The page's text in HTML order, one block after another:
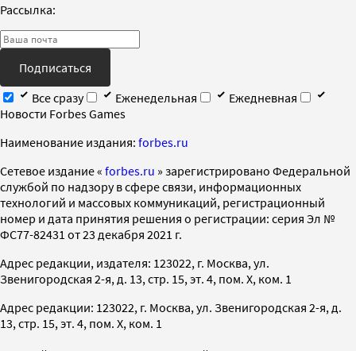
Рассылка:
Подписаться
Все сразу
Еженедельная
Ежедневная
Новости Forbes Games
Наименование издания: forbes.ru
Cетевое издание « forbes.ru » зарегистрировано Федеральной
службой по надзору в сфере связи, информационных
технологий и массовых коммуникаций, регистрационный
номер и дата принятия решения о регистрации: серия Эл №
ФС77-82431 от 23 декабря 2021 г.
Адрес редакции, издателя: 123022, г. Москва, ул.
Звенигородская 2-я, д. 13, стр. 15, эт. 4, пом. X, ком. 1
Адрес редакции: 123022, г. Москва, ул. Звенигородская 2-я, д.
13, стр. 15, эт. 4, пом. X, ком. 1